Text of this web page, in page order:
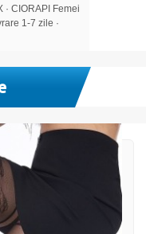
· CIORAPI Femei
1-7 zile ·